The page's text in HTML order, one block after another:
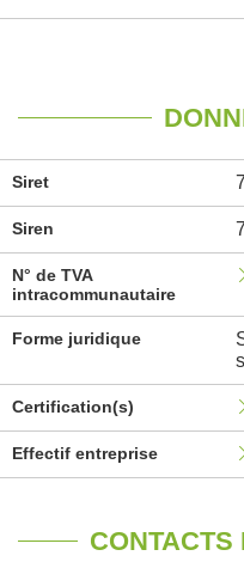
Siret
Siren
N° de TVA
intracommunautaire
Forme juridique
Certification(s)
Effectif entreprise
CONTACTS